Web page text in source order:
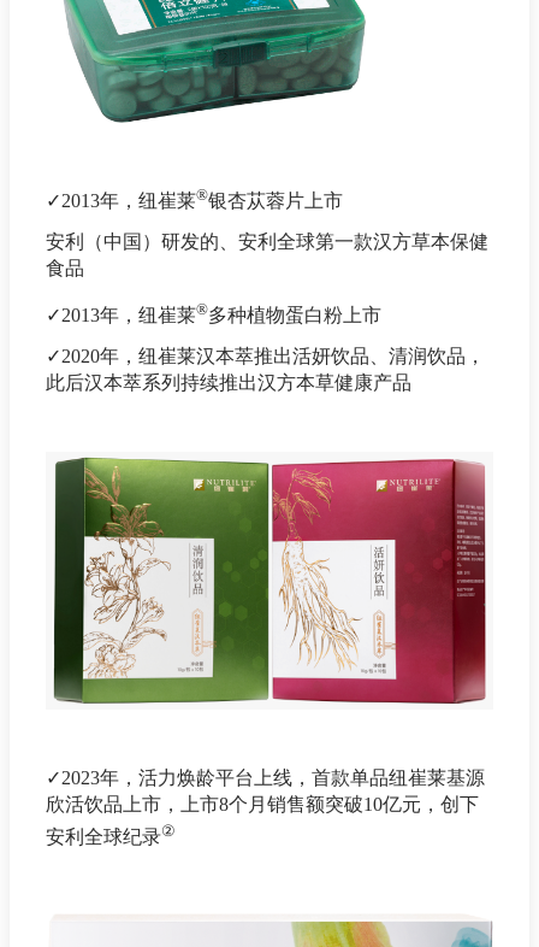
✓2013年，纽崔莱®银杏苁蓉片上市
安利（中国）研发的、安利全球第一款汉方草本保健
食品
✓2013年，纽崔莱®多种植物蛋白粉上市
✓2020年，纽崔莱汉本萃推出活妍饮品、清润饮品，
此后汉本萃系列持续推出汉方本草健康产品
✓2023年，活力焕龄平台上线，首款单品纽崔莱基源
欣活饮品上市，上市8个月销售额突破10亿元，创下
安利全球纪录②